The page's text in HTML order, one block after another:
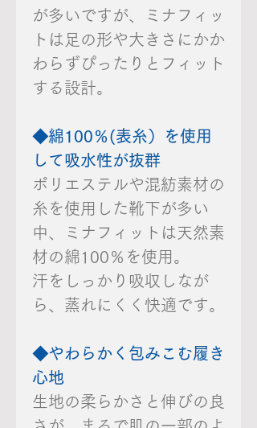
が多いですが、ミナフィッ
トは足の形や大きさにかか
わらずぴったりとフィット
する設計。
◆綿100％(表糸）を使用
して吸水性が抜群
ポリエステルや混紡素材の
糸を使用した靴下が多い
中、ミナフィットは天然素
材の綿100％を使用。
汗をしっかり吸収しなが
ら、蒸れにくく快適です。
◆やわらかく包みこむ履き
心地
生地の柔らかさと伸びの良